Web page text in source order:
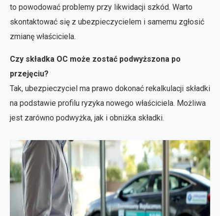
to powodować problemy przy likwidacji szkód. Warto
skontaktować się z ubezpieczycielem i samemu zgłosić
zmianę właściciela.
Czy składka OC może zostać podwyższona po
przejęciu?
Tak, ubezpieczyciel ma prawo dokonać rekalkulacji składki
na podstawie profilu ryzyka nowego właściciela. Możliwa
jest zarówno podwyżka, jak i obniżka składki.